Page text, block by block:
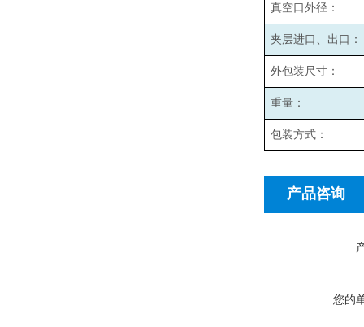
真空口外径：
夹层进口、出口：
外包装尺寸：
重量：
包装方式：
产品咨询
您的